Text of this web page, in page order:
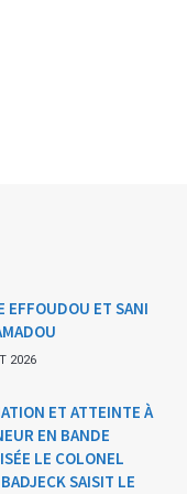
EFFOUDOU ET SANI
2026
ET ATTEINTE À
EN BANDE
LE COLONEL
SAISIT LE